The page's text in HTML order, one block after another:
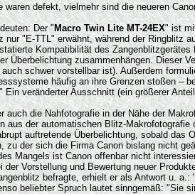
waren defekt, vielmehr sind die neueren
Der "Macro Twin Lite MT-24EX" ist
nur "E-TTL" erwähnt, während der Ringblitz
Kompatibilität des
Überbelichtung zusammenhängen. Dieser
schwer vorstellbar ist). Außerdem
häufig an ihre Grenzen stoßen –
Ein veränderter Ausschnitt (ein größerer
auch die Nahfotografie in der Nähe der
aus der automatischen Blitz-Makrofotografie
auftretende Überbelichtung, sobald
zu der sich die Firma Canon bislang nicht
Mangels ist Canon offenbar nicht
der Vorstellung und Bewertung neuer
befragte, erhielt er als Antwort u.
beliebter Spruch lautet sinngemäß: "Sie